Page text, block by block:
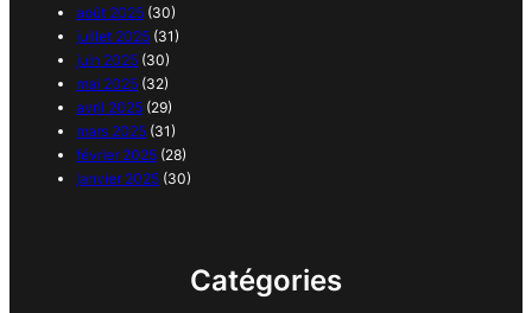
août 2025 (30)
juillet 2025 (31)
juin 2025 (30)
mai 2025 (32)
avril 2025 (29)
mars 2025 (31)
février 2025 (28)
janvier 2025 (30)
Catégories